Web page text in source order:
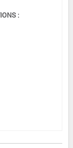
: